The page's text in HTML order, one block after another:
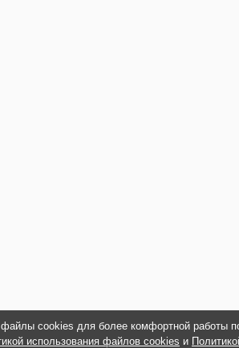
файлы cookies для более комфортной работы
использования файлов cookies и